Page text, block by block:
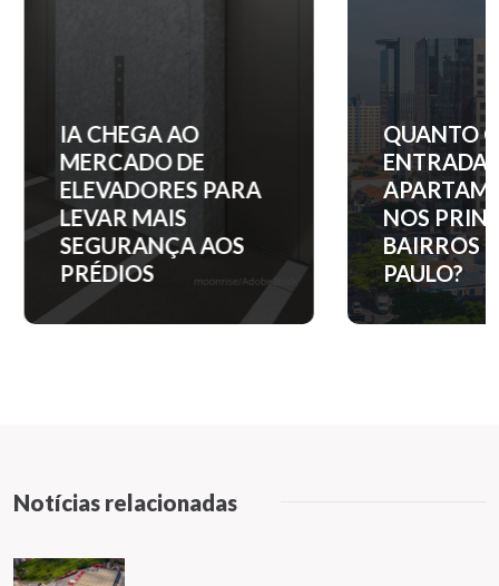
IA CHEGA AO
MERCADO DE
ELEVADORES PARA
LEVAR MAIS
SEGURANÇA AOS
PRÉDIOS
QUANTO
ENTRADA
NOS
BAIRROS
PAULO?
Notícias relacionadas